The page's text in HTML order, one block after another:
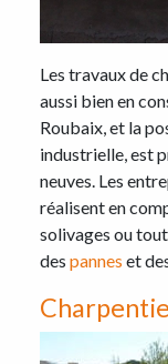
Les travaux de
aussi bien en
Roubaix, et la
industrielle, est
neuves. Les
réalisent en
solivages ou
des pannes et